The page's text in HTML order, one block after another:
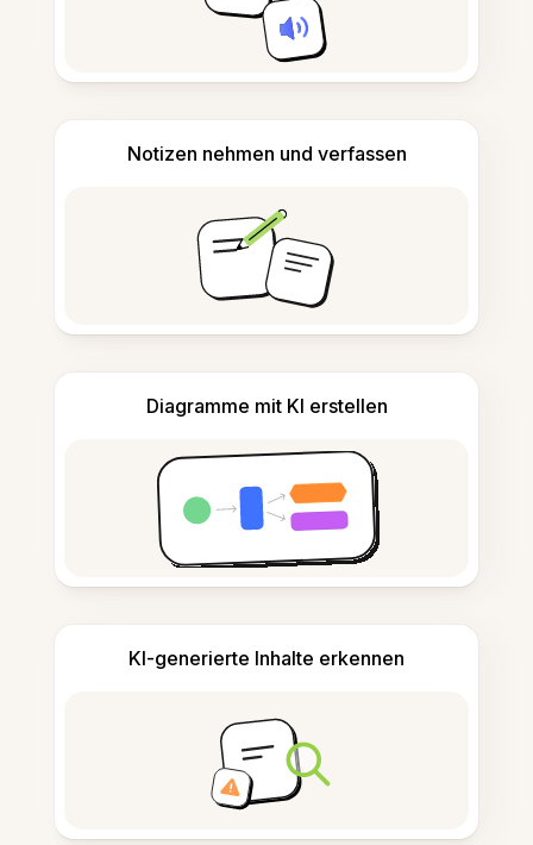
Notizen nehmen und verfassen
Diagramme mit KI erstellen
KI-generierte Inhalte erkennen